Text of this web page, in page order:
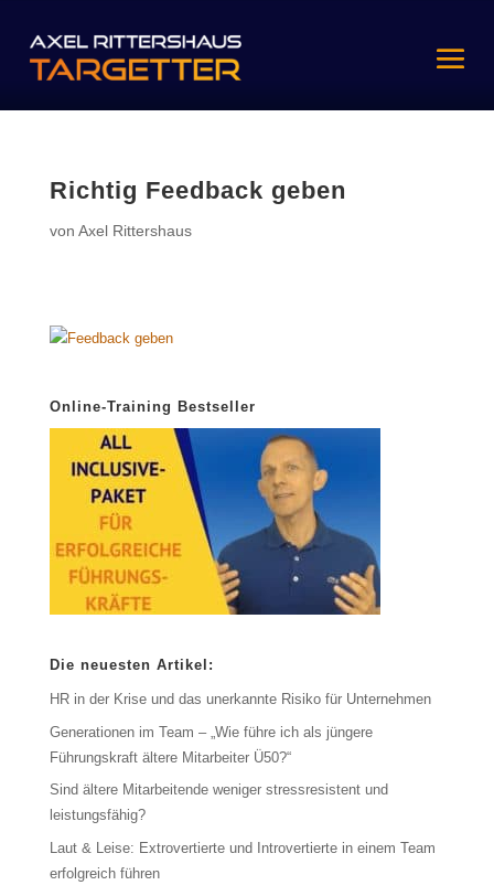
Richtig Feedback geben
von Axel Rittershaus
Online-Training Bestseller
Die neuesten Artikel:
HR in der Krise und das unerkannte Risiko für Unternehmen
Generationen im Team – „Wie führe ich als jüngere
Führungskraft ältere Mitarbeiter Ü50?“
Sind ältere Mitarbeitende weniger stressresistent und
leistungsfähig?
Laut & Leise: Extrovertierte und Introvertierte in einem Team
erfolgreich führen